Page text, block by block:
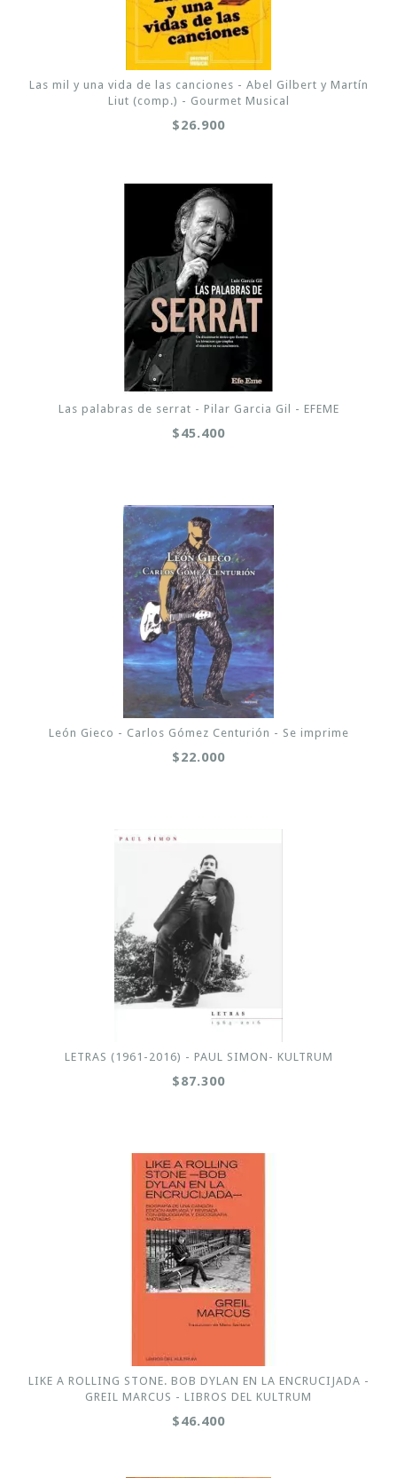
Las mil y una vida de las canciones - Abel Gilbert y Martín
Liut (comp.) - Gourmet Musical
$26.900
Las palabras de serrat - Pilar Garcia Gil - EFEME
$45.400
León Gieco - Carlos Gómez Centurión - Se imprime
$22.000
LETRAS (1961-2016) - PAUL SIMON- KULTRUM
$87.300
LIKE A ROLLING STONE. BOB DYLAN EN LA ENCRUCIJADA -
GREIL MARCUS - LIBROS DEL KULTRUM
$46.400